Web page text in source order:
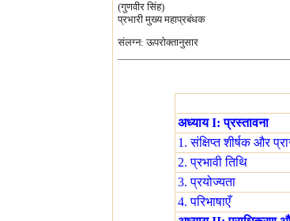
(गुणवीर सिंह)
प्रभारी मुख्य महाप्रबंधक
संलग्न: ऊपरोक्तानुसार
अध्याय I: प्रस्तावना
1. संक्षिप्त शीर्षक और
2. प्रभावी तिथि
3. प्रयोज्यता
4. परिभाषाएँ